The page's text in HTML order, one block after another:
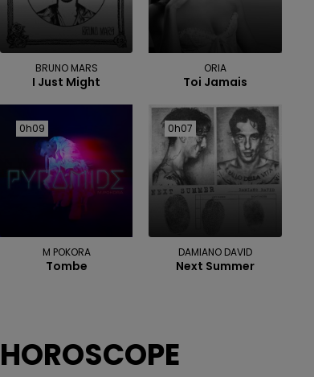
BRUNO MARS
I Just Might
ORIA
Toi Jamais
0h09
0h09
M POKORA
Tombe
0h07
0h07
DAMIANO DAVID
Next Summer
HOROSCOPE